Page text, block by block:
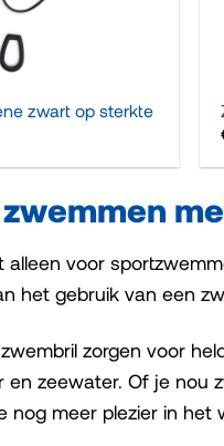
zwart op sterkte
alleen voor
het gebruik van een
zorgen voor
zeewater. Of je nou
nog meer plezier in